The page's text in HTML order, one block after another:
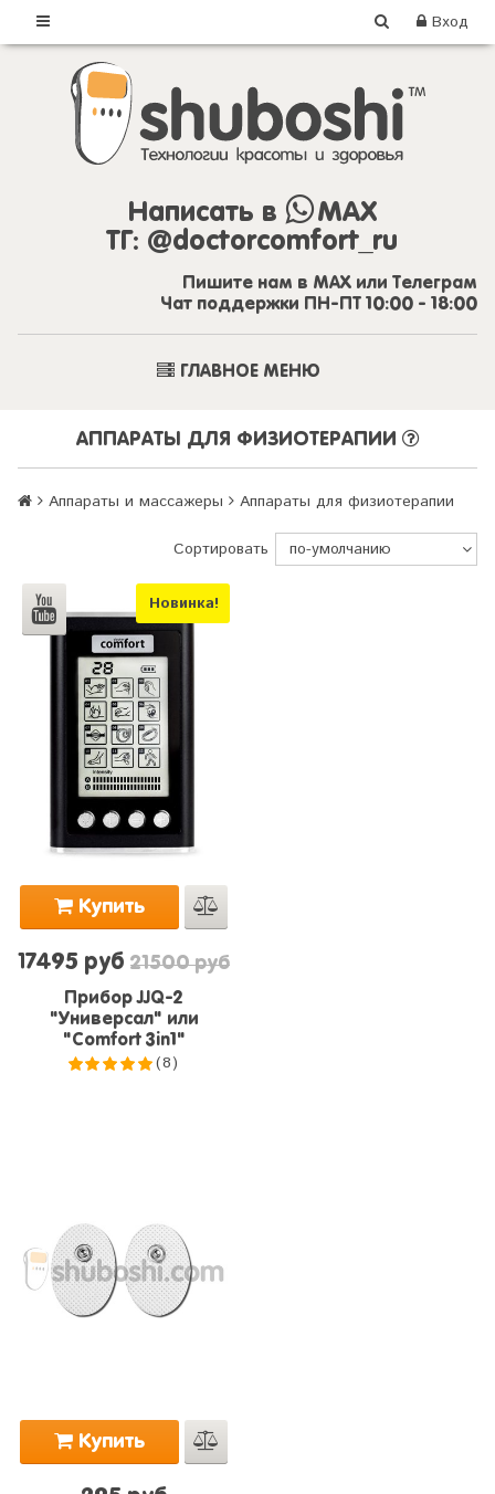
Вход
Написать в
MAX
ТГ: @doctorcomfort_ru
Пишите нам в MAX или Телеграм
Чат поддержки ПН-ПТ 10:00 - 18:00
ГЛАВНОЕ МЕНЮ
АППАРАТЫ ДЛЯ ФИЗИОТЕРАПИИ
Аппараты и массажеры Аппараты для физиотерапии
Сортировать
Новинка!
Купить
17495 руб 21500 руб
Прибор JJQ-2
"Универсал" или
"Comfort 3in1"
(8)
Купить